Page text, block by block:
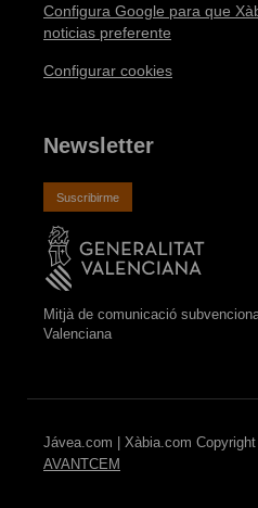
Configura Google para que
noticias preferente
Configurar cookies
Newsletter
Suscribirme
Mitjà de comunicació
Valenciana
Jávea.com | Xàbia.com
AVANTCEM